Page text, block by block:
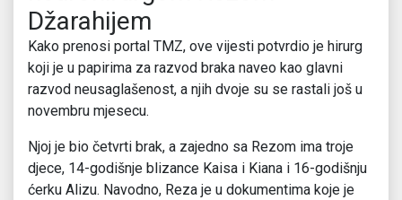
Džarahijem
Kako prenosi portal TMZ, ove vijesti potvrdio je hirurg
koji je u papirima za razvod braka naveo kao glavni
razvod neusaglašenost, a njih dvoje su se rastali još u
novembru mjesecu.
Njoj je bio četvrti brak, a zajedno sa Rezom ima troje
djece, 14-godišnje blizance Kaisa i Kiana i 16-godišnju
ćerku Alizu. Navodno, Reza je u dokumentima koje je